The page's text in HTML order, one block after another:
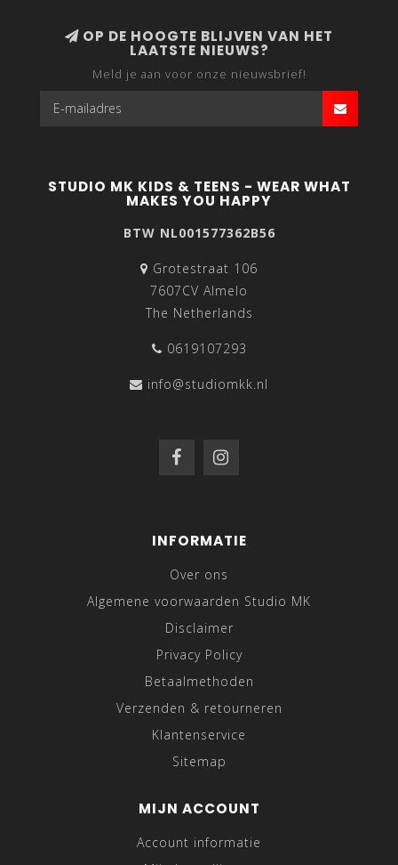
OP DE HOOGTE BLIJVEN VAN HET
LAATSTE NIEUWS?
Meld je aan voor onze nieuwsbrief!
STUDIO MK KIDS & TEENS - WEAR WHAT
MAKES YOU HAPPY
BTW NL001577362B56
Grotestraat 106
7607CV Almelo
The Netherlands
0619107293
info@studiomkk.nl
INFORMATIE
Over ons
Algemene voorwaarden Studio MK
Disclaimer
Privacy Policy
Betaalmethoden
Verzenden & retourneren
Klantenservice
Sitemap
MIJN ACCOUNT
Account informatie